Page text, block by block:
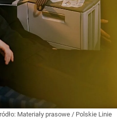
Materiały prasowe / Polskie Linie